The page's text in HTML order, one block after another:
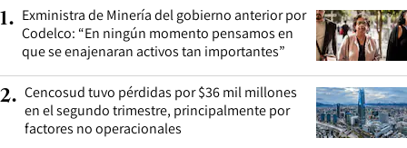
1. Exministra de Minería del gobierno anterior por
Codelco: “En ningún momento pensamos en
que se enajenaran activos tan importantes”
2. Cencosud tuvo pérdidas por $36 mil millones
en el segundo trimestre, principalmente por
factores no operacionales